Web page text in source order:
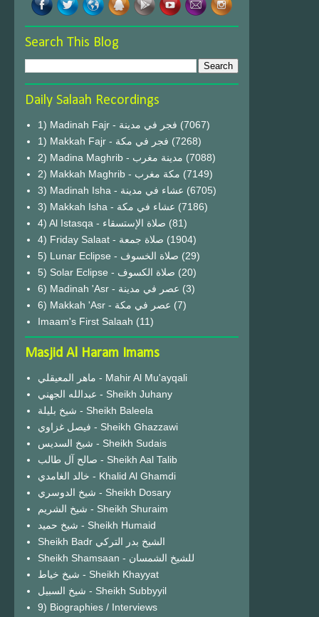
Search This Blog
Daily Salaah Recordings
1) Madinah Fajr - فجر في مدينة (7067)
1) Makkah Fajr - فجر في مكة (7268)
2) Madina Maghrib - مدينة مغرب (7088)
2) Makkah Maghrib - مكة مغرب (7149)
3) Madinah Isha - عشاء في مدينة (6705)
3) Makkah Isha - عشاء في مكة (7186)
4) Al Istasqa - صلاة الإستسقاء (81)
4) Friday Salaat - صلاة جمعة (1904)
5) Lunar Eclipse - صلاة الخسوف (29)
(20)
6) Madinah 'Asr - عصر في مدينة (3)
6) Makkah 'Asr - عصر في مكة (7)
Imaam's First Salaah (11)
Masjid Al Haram Imams
ماهر المعيقلي - Mahir Al Mu'ayqali
عبدالله الجهني - Sheikh Juhany
شيخ بليلة - Sheikh Baleela
فيصل غزاوي - Sheikh Ghazzawi
شيخ السديس - Sheikh Sudais
صالح آل طالب - Sheikh Aal Talib
خالد الغامدي - Khalid Al Ghamdi
شيخ الدوسري - Sheikh Dosary
شيخ الشريم - Sheikh Shuraim
شيخ حميد - Sheikh Humaid
Sheikh Badr الشيخ بدر التركي
Sheikh Shamsaan - للشيخ الشمسان
شيخ خياط - Sheikh Khayyat
شيخ السبيل - Sheikh Subbyyil
9) Biographies / Interviews